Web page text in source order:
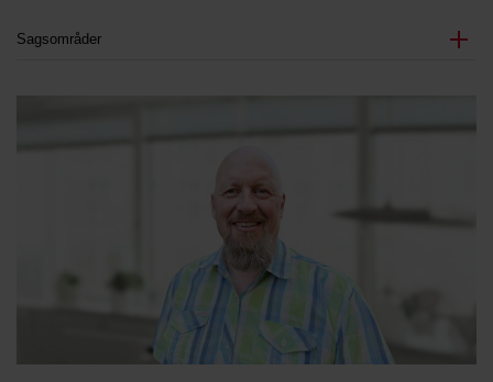
Sagsområder